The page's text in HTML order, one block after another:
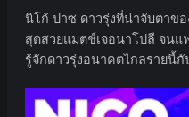
นิโก้ ปาซ ดาวรุ่งที่น่าจับตาขอ
สุดสวยแมตช์เจอนาโปลี จนแ
รู้จักดาวรุ่งอนาคตไกลรายนี้กั